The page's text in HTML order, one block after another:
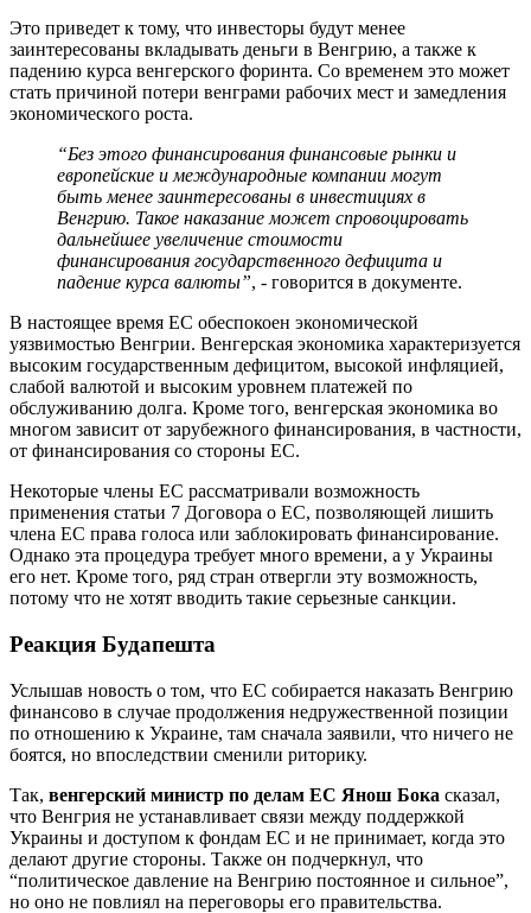
Это приведет к тому, что инвесторы будут менее
заинтересованы вкладывать деньги в Венгрию, а также к
падению курса венгерского форинта. Со временем это может
стать причиной потери венграми рабочих мест и замедления
экономического роста.
“Без этого финансирования финансовые рынки и
европейские и международные компании могут
быть менее заинтересованы в инвестициях в
Венгрию. Такое наказание может спровоцировать
дальнейшее увеличение стоимости
финансирования государственного дефицита и
падение курса валюты”, - говорится в документе.
В настоящее время ЕС обеспокоен экономической
уязвимостью Венгрии. Венгерская экономика характеризуется
высоким государственным дефицитом, высокой инфляцией,
слабой валютой и высоким уровнем платежей по
обслуживанию долга. Кроме того, венгерская экономика во
многом зависит от зарубежного финансирования, в частности,
от финансирования со стороны ЕС.
Некоторые члены ЕС рассматривали возможность
применения статьи 7 Договора о ЕС, позволяющей лишить
члена ЕС права голоса или заблокировать финансирование.
Однако эта процедура требует много времени, а у Украины
его нет. Кроме того, ряд стран отвергли эту возможность,
потому что не хотят вводить такие серьезные санкции.
Реакция Будапешта
Услышав новость о том, что ЕС собирается наказать Венгрию
финансово в случае продолжения недружественной позиции
по отношению к Украине, там сначала заявили, что ничего не
боятся, но впоследствии сменили риторику.
Так, венгерский министр по делам ЕС Янош Бока сказал,
что Венгрия не устанавливает связи между поддержкой
Украины и доступом к фондам ЕС и не принимает, когда это
делают другие стороны. Также он подчеркнул, что
“политическое давление на Венгрию постоянное и сильное”,
но оно не повлиял на переговоры его правительства.